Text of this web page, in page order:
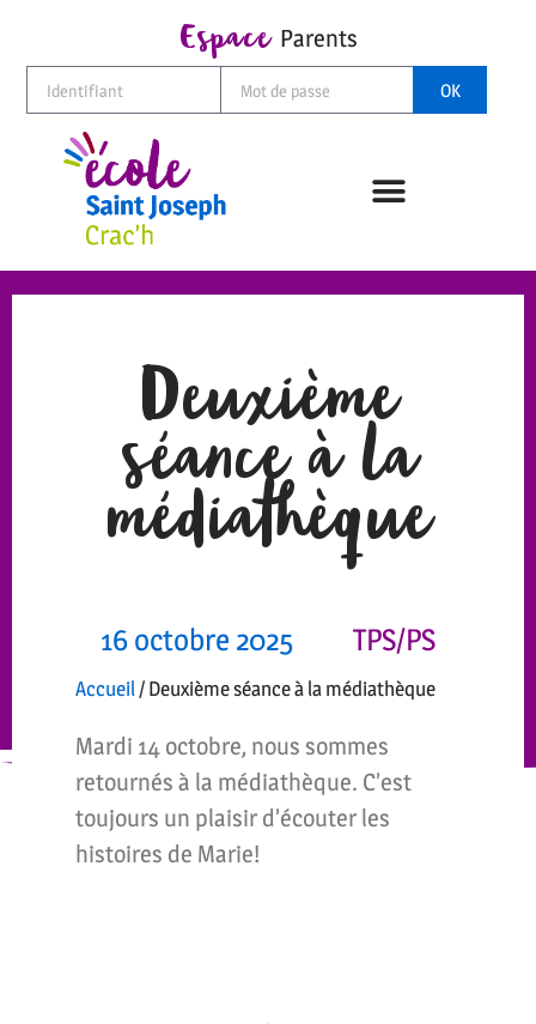
Espace Parents
OK
Deuxième
séance à la
médiathèque
16 octobre 2025 TPS/PS
Accueil / Deuxième séance à la médiathèque
Mardi 14 octobre, nous sommes
retournés à la médiathèque. C’est
toujours un plaisir d’écouter les
histoires de Marie!